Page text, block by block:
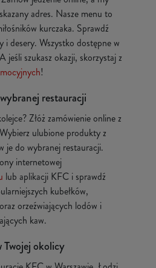
adres. Nasze menu to
kurczaka. Sprawdź
i desery. Wszystko dostępne w
jeśli szukasz okazji, skorzystaj z
!
restauracji
Złóż zamówienie online z
ulubione produkty z
je do wybranej restauracji.
internetowej
lub aplikacji KFC i sprawdź
kubełków,
orzeźwiających lodów i
kaw.
Twojej okolicy